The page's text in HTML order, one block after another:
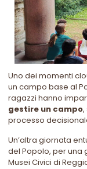
Uno dei momenti
un campo base al
ragazzi hanno
gestire un campo
processo
Un’altra giornata
del Popolo, per una
Musei Civici di